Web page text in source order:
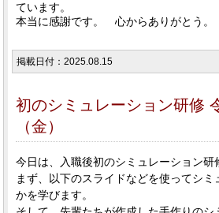
ています。
本当に感謝です。 心からありがとう。
掲載日付：2025.08.15
初のシミュレーション研修
（金）
今日は、入職後初のシミュレーション研
まず、以下のスライドなどを使ってシ
かを学びます。